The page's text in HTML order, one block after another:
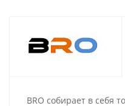
BRO собирает в себя